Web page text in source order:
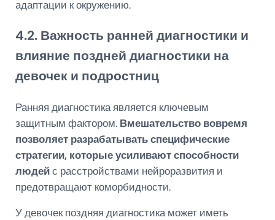
адаптации к окружению.
4.2. Важность ранней диагностики и
влияние поздней диагностики на
девочек и подростниц
Ранняя диагностика является ключевым
защитным фактором. Вмешательство вовремя
позволяет разрабатывать специфические
стратегии, которые усиливают способности
людейс расстройствами нейроразвития и
предотвращают коморбидности.
У девочек поздняя диагностика может иметь